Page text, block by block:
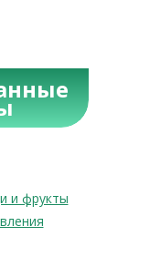
и фрукты